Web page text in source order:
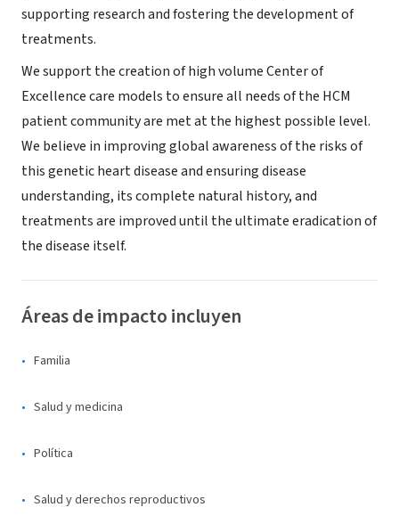
supporting research and fostering the development of
treatments.
We support the creation of high volume Center of
Excellence care models to ensure all needs of the HCM
patient community are met at the highest possible level.
We believe in improving global awareness of the risks of
this genetic heart disease and ensuring disease
understanding, its complete natural history, and
treatments are improved until the ultimate eradication of
the disease itself.
Áreas de impacto incluyen
Familia
Salud y medicina
Política
Salud y derechos reproductivos